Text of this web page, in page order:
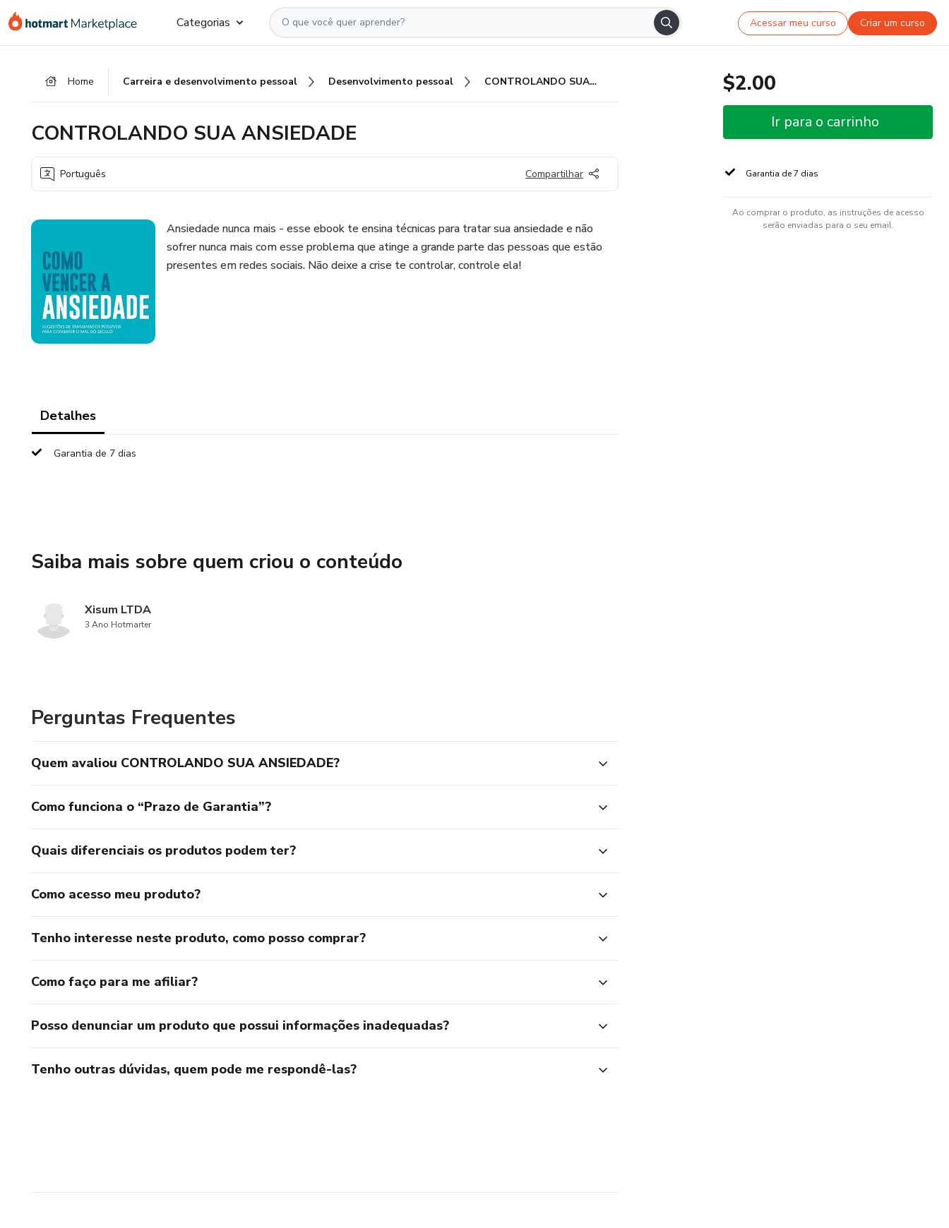
para
para
para
Categorias Acessar meu curso Criar um curso
Home Carreira e desenvolvimento pessoal Desenvolvimento pessoal CONTROLANDO SUA ANSIEDADE
CONTROLANDO SUA ANSIEDADE
Português Compartilhar
Ansiedade nunca mais - esse ebook te ensina técnicas para tratar sua ansiedade e não
sofrer nunca mais com esse problema que atinge a grande parte das pessoas que estão
presentes em redes sociais. Não deixe a crise te controlar, controle ela!
Detalhes
Garantia de 7 dias
Saiba mais sobre quem criou o conteúdo
Xisum LTDA
3 Ano Hotmarter
Perguntas Frequentes
Quem avaliou CONTROLANDO SUA ANSIEDADE?
Como funciona o “Prazo de Garantia”?
Quais diferenciais os produtos podem ter?
Como acesso meu produto?
Tenho interesse neste produto, como posso comprar?
Como faço para me afiliar?
Posso denunciar um produto que possui informações inadequadas?
Tenho outras dúvidas, quem pode me respondê-las?
$2.00
Ir para o carrinho
Garantia de 7 dias
Ao comprar o produto, as instruções de acesso
serão enviadas para o seu email.